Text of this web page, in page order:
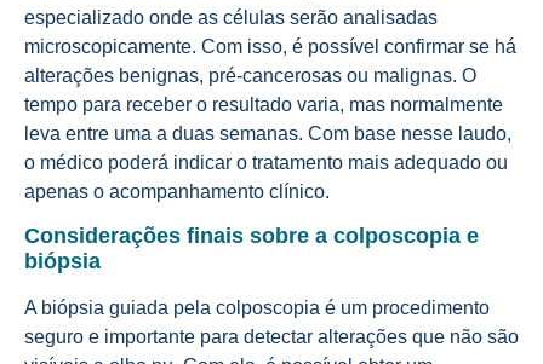
especializado onde as células serão analisadas
microscopicamente. Com isso, é possível confirmar se há
alterações benignas, pré-cancerosas ou malignas. O
tempo para receber o resultado varia, mas normalmente
leva entre uma a duas semanas. Com base nesse laudo,
o médico poderá indicar o tratamento mais adequado ou
apenas o acompanhamento clínico.
Considerações finais sobre a colposcopia e
biópsia
A biópsia guiada pela colposcopia é um procedimento
seguro e importante para detectar alterações que não são